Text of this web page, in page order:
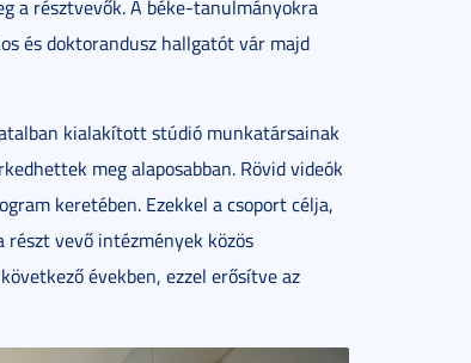
a résztvevők. A béke-tanulmányokra
és doktorandusz hallgatót vár majd
kialakított stúdió munkatársainak
meg alaposabban. Rövid videók
keretében. Ezekkel a csoport célja,
részt vevő intézmények közös
években, ezzel erősítve az